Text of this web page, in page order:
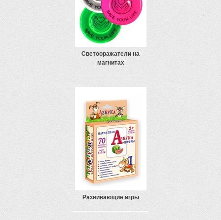
Светооражатели на
магнитах
Развивающие игры